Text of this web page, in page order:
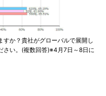
すか？貴社がグローバルで展開し
さい。(複数回答)※4月7日～8日に